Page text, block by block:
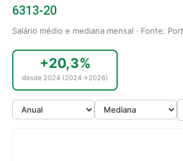
6313-20
Salário médio e mediana mensal · Fonte:
+20,3%
desde 2024 (2024→2026)